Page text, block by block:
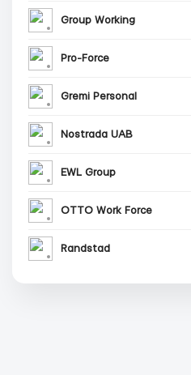
Group Working
Pro-Force
Gremi Personal
Nostrada UAB
EWL Group
OTTO Work Force
Randstad